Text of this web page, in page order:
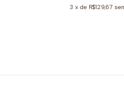
3 x de R$129,67